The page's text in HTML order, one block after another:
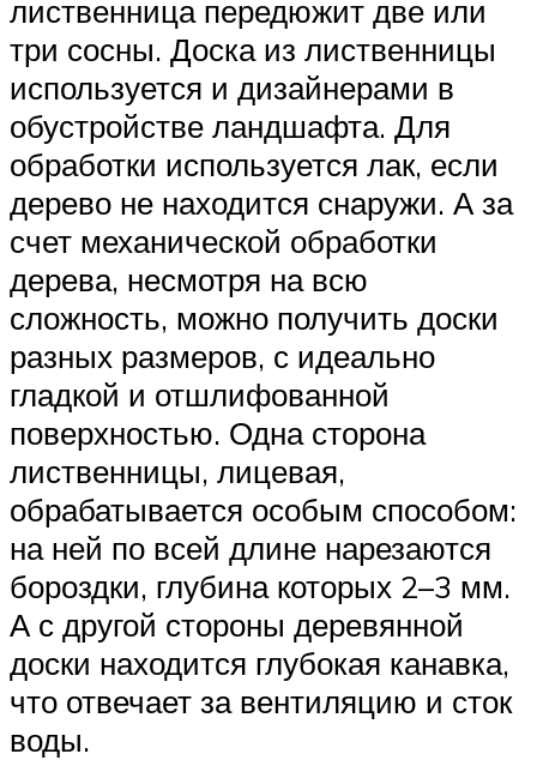
лиственница передюжит две или
три сосны. Доска из лиственницы
используется и дизайнерами в
обустройстве ландшафта. Для
обработки используется лак, если
дерево не находится снаружи. А за
счет механической обработки
дерева, несмотря на всю
сложность, можно получить доски
разных размеров, с идеально
гладкой и отшлифованной
поверхностью. Одна сторона
лиственницы, лицевая,
обрабатывается особым способом:
на ней по всей длине нарезаются
бороздки, глубина которых 2–3 мм.
А с другой стороны деревянной
доски находится глубокая канавка,
что отвечает за вентиляцию и сток
воды.